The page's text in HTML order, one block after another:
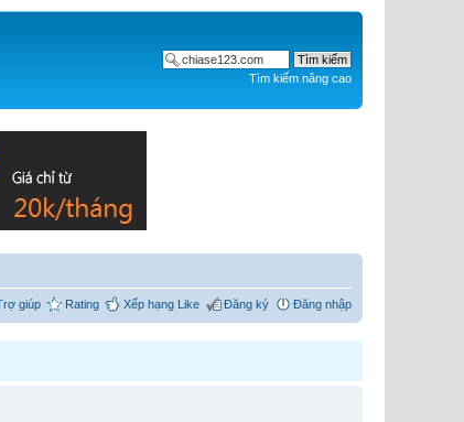
Tìm kiếm nâng cao
giúp Rating Xếp hạng Like Đăng ký Đăng nhập